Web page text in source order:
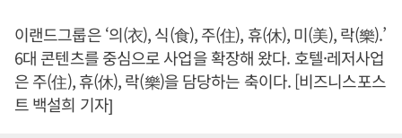
이랜드그룹은 ‘의(衣), 식(食), 주(住), 휴(休), 미(美), 락(樂).’
6대 콘텐츠를 중심으로 사업을 확장해 왔다. 호텔·레저사업
은 주(住), 휴(休), 락(樂)을 담당하는 축이다. [비즈니스포스
트 백설희 기자]